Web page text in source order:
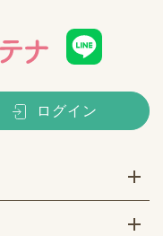
ログイン